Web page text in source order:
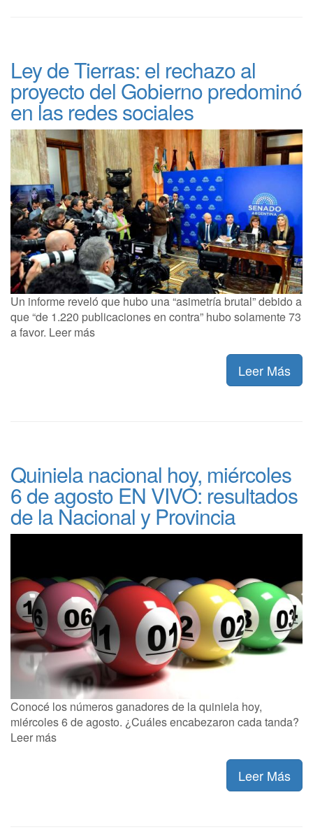
Ley de Tierras: el rechazo al
proyecto del Gobierno predominó
en las redes sociales
Un informe reveló que hubo una “asimetría brutal” debido a
que “de 1.220 publicaciones en contra” hubo solamente 73
a favor. Leer más
Leer Más
Quiniela nacional hoy, miércoles
6 de agosto EN VIVO: resultados
de la Nacional y Provincia
Conocé los números ganadores de la quiniela hoy,
miércoles 6 de agosto. ¿Cuáles encabezaron cada tanda?
Leer más
Leer Más